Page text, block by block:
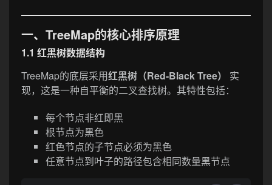
一、TreeMap的核心排序原理
1.1 红黑树数据结构
TreeMap的底层采用红黑树（Red-Black Tree）
实
现，这是一种自平衡的二叉查找树。其特性包括：
每个节点非红即黑
根节点为黑色
红色节点的子节点必须为黑色
任意节点到叶子的路径包含相同数量黑节点